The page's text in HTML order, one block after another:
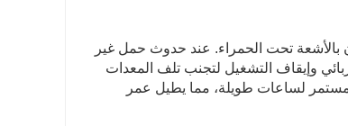
بالأشعة تحت الحمراء. عند حدوث حمل غير
وإيقاف التشغيل لتجنب تلف المعدات
لساعات طويلة، مما يطيل عمر